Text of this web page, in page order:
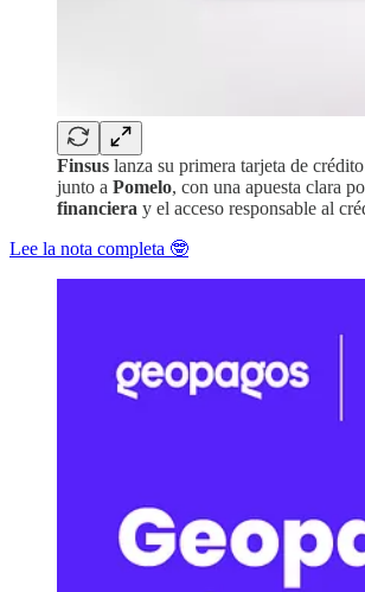
Finsus lanza su primera tarjeta de
junto a Pomelo, con una apuesta clara
financiera y el acceso responsable al
Lee la nota completa 🤓